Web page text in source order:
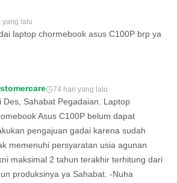
yang lalu
laptop chormebook asus C100P brp ya
74 hari yang lalu
Des, Sahabat Pegadaian. Laptop
Asus C100P belum dapat
pengajuan gadai karena sudah
memenuhi persyaratan usia agunan
maksimal 2 tahun terakhir terhitung dari
produksinya ya Sahabat. -Nuha